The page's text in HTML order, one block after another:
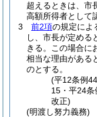
超えるときは、市
高額所得者として
3
前2項の規定によ
し、市長が定める
きる。
この場合に
相当な理由がある
のとする。
(平12条例
15・平24
改正)
(明渡し努力義務)